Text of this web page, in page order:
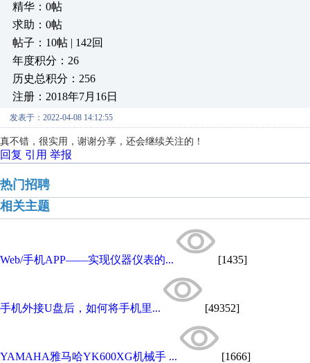
精华：0帖
求助：0帖
帖子：10帖 | 142回
年度积分：26
历史总积分：256
注册：2018年7月16日
发表于：2022-04-08 14:12:55
真不错，很实用，谢谢分享，还会继续关注的！
回复 引用 举报
热门招聘
相关主题
Web/手机APP——实现仪器仪表的... [1435]
手机外接U盘后，如何将手机里... [49352]
YAMAHA雅马哈YK600XG机械手 ... [1666]